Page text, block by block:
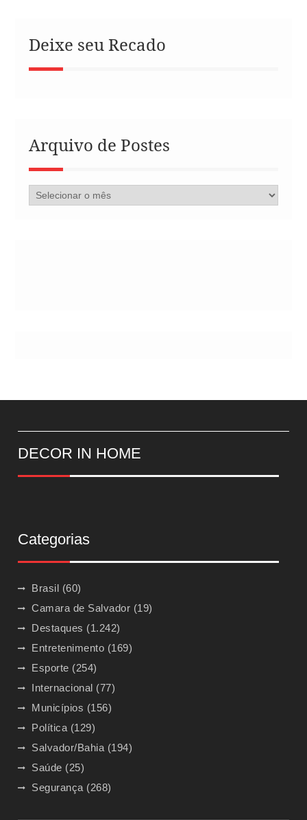
Deixe seu Recado
Arquivo de Postes
Arquivo
de
DECOR IN HOME
Categorias
Brasil (60)
Camara de Salvador (19)
Destaques (1.242)
Entretenimento (169)
Esporte (254)
Internacional (77)
Municípios (156)
Política (129)
Salvador/Bahia (194)
Saúde (25)
Segurança (268)